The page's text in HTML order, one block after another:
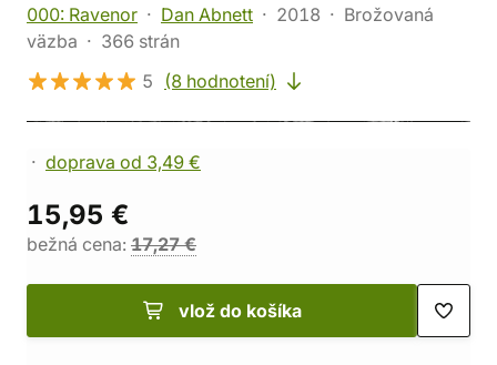
000: Ravenor
Dan Abnett 2018
Brožovaná
väzba
366 strán
5
(8 hodnotení)
doprava od 3,49 €
15,95 €
bežná cena: 17,27 €
vlož do košíka